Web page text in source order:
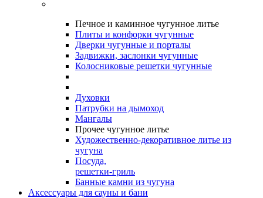
Печное и каминное чугунное литье
Плиты и конфорки чугунные
Дверки чугунные и порталы
Задвижки, заслонки чугунные
Колосниковые решетки чугунные
Духовки
Патрубки на дымоход
Мангалы
Прочее чугунное литье
Художественно-декоративное литье из
чугуна
Посуда,
решетки-гриль
Банные камни из чугуна
Аксессуары для сауны и бани